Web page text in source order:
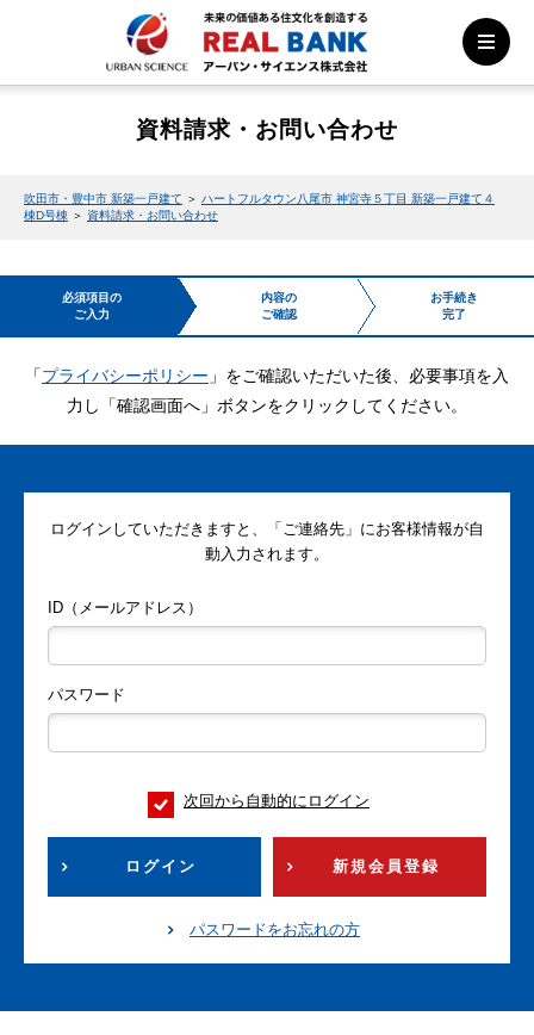
資料請求・お問い合わせ
吹田市・豊中市 新築一戸建て ＞ ハートフルタウン八尾市 神宮寺５丁目 新築一戸建て４
棟D号棟 ＞ 資料請求・お問い合わせ
必須項目の
ご入力
内容の
ご確認
お手続き
完了
「プライバシーポリシー 」をご確認いただいた後、必要事項を入
力し「確認画面へ」ボタンをクリックしてください。
ログインしていただきますと、「ご連絡先」にお客様情報が自
動入力されます。
ID（メールアドレス）
パスワード
次回から自動的にログイン
ログイン 新規会員登録
パスワードをお忘れの方